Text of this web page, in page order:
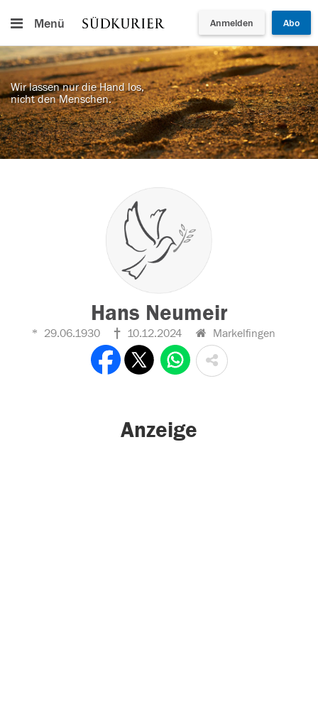
Menü Anmelden Abo
Wir lassen nur die Hand los,
nicht den Menschen.
Hans Neumeir
29.06.1930 10.12.2024 Markelfingen
Anzeige